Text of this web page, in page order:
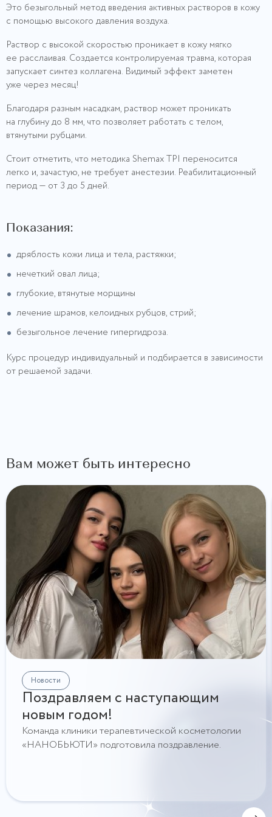
Это безыгольный метод введения активных растворов в кожу
с помощью высокого давления воздуха.
Раствор с высокой скоростью проникает в кожу мягко
ее расслаивая. Создается контролируемая травма, которая
запускает синтез коллагена. Видимый эффект заметен
уже через месяц!
Благодаря разным насадкам, раствор может проникать
на глубину до 8 мм, что позволяет работать с телом,
втянутыми рубцами.
Стоит отметить, что методика Shemax TPI переносится
легко и, зачастую, не требует анестезии. Реабилитационный
период — от 3 до 5 дней.
Показания:
дряблость кожи лица и тела, растяжки;
нечеткий овал лица;
глубокие, втянутые морщины
лечение шрамов, келоидных рубцов, стрий;
безыгольное лечение гипергидроза.
Курс процедур индивидуальный и подбирается в зависимости
от решаемой задачи.
Вам может быть интересно
Новости
Поздравляем с наступающим
новым годом!
Команда клиники терапевтической косметологии
«НАНОБЬЮТИ» подготовила поздравление.